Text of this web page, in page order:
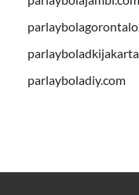
parlayboladiy.com